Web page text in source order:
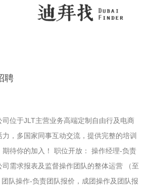
聘
司位于JLT主营业务高端定制自由行及电商
，多国家同事互动交流，提供完整的培训
待你的加入！ 职位开放： 操作经理-负责
需求报表及监督操作团队的整体运营 （至
队操作-负责团队报价，成团操作及团队报